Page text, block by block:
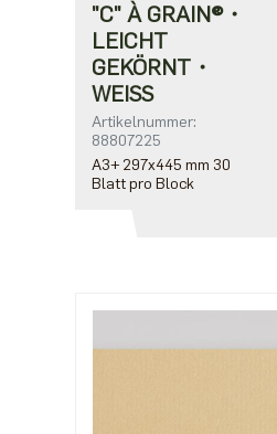
"C" À GRAIN®・
LEICHT
GEKÖRNT・
WEISS
Artikelnummer:
88807225
A3+ 297x445 mm 30
Blatt pro Block